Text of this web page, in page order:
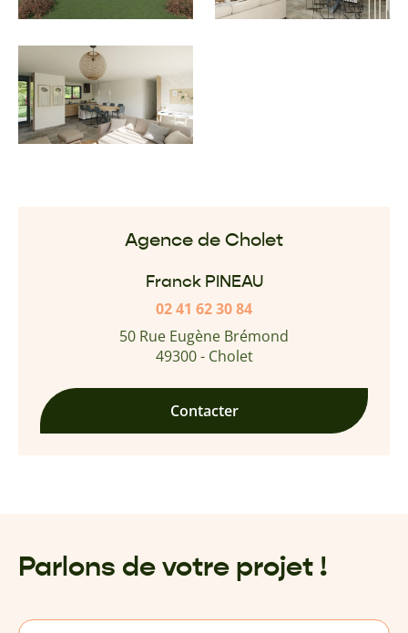
Agence de Cholet
Franck PINEAU
02 41 62 30 84
50 Rue Eugène Brémond
49300 - Cholet
Contacter
Parlons de votre projet !